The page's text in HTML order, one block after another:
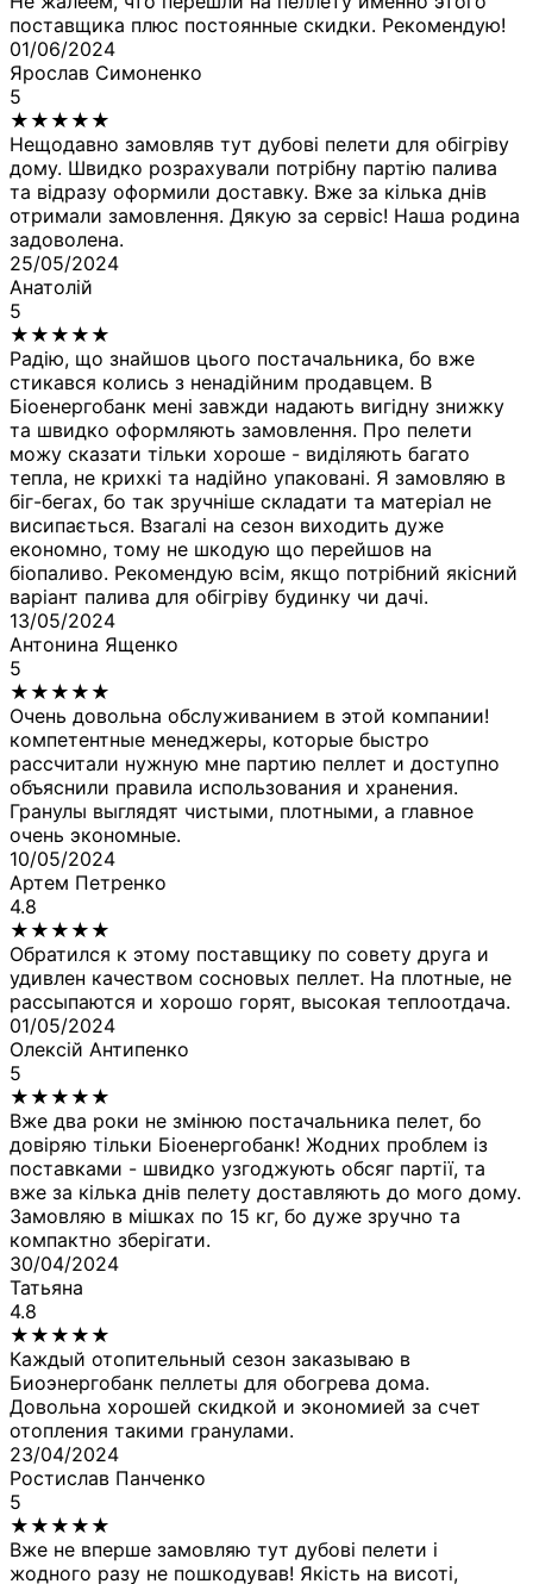
поставщика плюс постоянные скидки. Рекомендую!
01/06/2024
Ярослав Симоненко
5
★ ★ ★ ★ ★
Нещодавно замовляв тут дубові пелети для обігріву
дому. Швидко розрахували потрібну партію палива
та відразу оформили доставку. Вже за кілька днів
отримали замовлення. Дякую за сервіс! Наша родина
задоволена.
25/05/2024
Анатолій
5
★ ★ ★ ★ ★
Радію, що знайшов цього постачальника, бо вже
стикався колись з ненадійним продавцем. В
Біоенергобанк мені завжди надають вигідну знижку
та швидко оформляють замовлення. Про пелети
можу сказати тільки хороше - виділяють багато
тепла, не крихкі та надійно упаковані. Я замовляю в
біг-бегах, бо так зручніше складати та матеріал не
висипається. Взагалі на сезон виходить дуже
економно, тому не шкодую що перейшов на
біопаливо. Рекомендую всім, якщо потрібний якісний
варіант палива для обігріву будинку чи дачі.
13/05/2024
Антонина Ященко
5
★ ★ ★ ★ ★
Очень довольна обслуживанием в этой компании!
компетентные менеджеры, которые быстро
рассчитали нужную мне партию пеллет и доступно
объяснили правила использования и хранения.
Гранулы выглядят чистыми, плотными, а главное
очень экономные.
10/05/2024
Артем Петренко
4.8
★ ★ ★ ★ ★
Обратился к этому поставщику по совету друга и
удивлен качеством сосновых пеллет. На плотные, не
рассыпаются и хорошо горят, высокая теплоотдача.
01/05/2024
Олексій Антипенко
5
★ ★ ★ ★ ★
Вже два роки не змінюю постачальника пелет, бо
довіряю тільки Біоенергобанк! Жодних проблем із
поставками - швидко узгоджують обсяг партії, та
вже за кілька днів пелету доставляють до мого дому.
Замовляю в мішках по 15 кг, бо дуже зручно та
компактно зберігати.
30/04/2024
Татьяна
4.8
★ ★ ★ ★ ★
Каждый отопительный сезон заказываю в
Биоэнергобанк пеллеты для обогрева дома.
Довольна хорошей скидкой и экономией за счет
отопления такими гранулами.
23/04/2024
Ростислав Панченко
5
★ ★ ★ ★ ★
Вже не вперше замовляю тут дубові пелети і
жодного разу не пошкодував! Якість на висоті,